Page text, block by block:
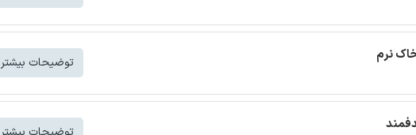
نرم توضیحات بیشتر